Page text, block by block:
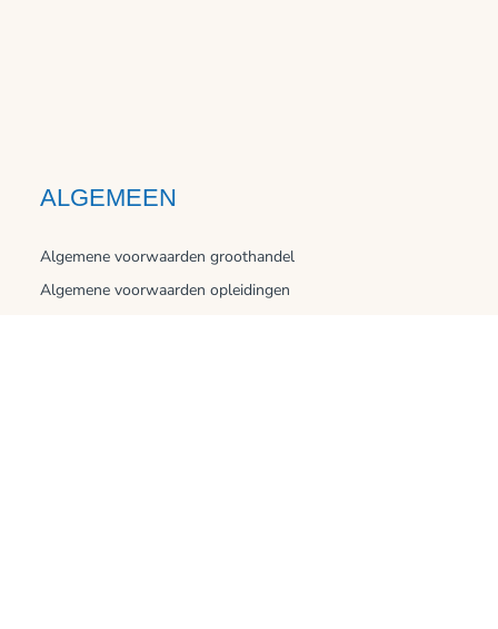
ALGEMEEN
Algemene voorwaarden groothandel
Algemene voorwaarden opleidingen